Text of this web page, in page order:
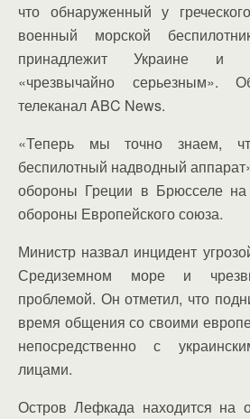
что обнаруженный у
военный морской
принадлежит Украине и
«чрезвычайно серьезным».
телеканал ABC News.
«Теперь мы точно знаем,
беспилотный надводный
обороны Греции в Брюсселе на
обороны Европейского союза.
Министр назвал инцидент
Средиземном море и
проблемой. Он отметил, что
время общения со своими
непосредственно с
лицами.
Остров Лефкада находится на